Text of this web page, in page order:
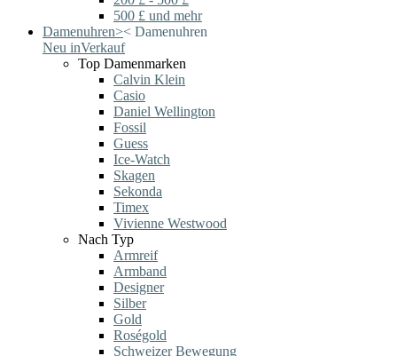
500 £ und mehr
Damenuhren>< Damenuhren
Neu inVerkauf
Top Damenmarken
Calvin Klein
Casio
Daniel Wellington
Fossil
Guess
Ice-Watch
Skagen
Sekonda
Timex
Vivienne Westwood
Nach Typ
Armreif
Armband
Designer
Silber
Gold
Roségold
Schweizer Bewegung